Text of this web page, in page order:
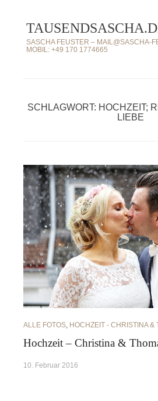
Inhalt
springen
SASCHA FEUSTER – MAIL@SASCHA-
MOBIL: +49 170 1774665
SCHLAGWORT: HOCHZEIT;
LIEBE
ALLE FOTOS HOCHZEIT - CHRISTINA &
Hochzeit – Christina &
10. Februar 2016